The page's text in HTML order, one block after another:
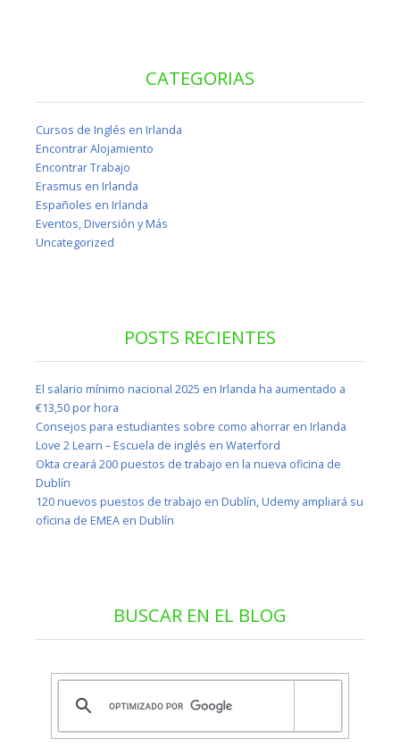
CATEGORIAS
Cursos de Inglés en Irlanda
Encontrar Alojamiento
Encontrar Trabajo
Erasmus en Irlanda
Españoles en Irlanda
Eventos, Diversión y Más
Uncategorized
POSTS RECIENTES
El salario mínimo nacional 2025 en Irlanda ha aumentado a
€13,50 por hora
Consejos para estudiantes sobre como ahorrar en Irlanda
Love 2 Learn – Escuela de inglés en Waterford
Okta creará 200 puestos de trabajo en la nueva oficina de
Dublín
120 nuevos puestos de trabajo en Dublín, Udemy ampliará su
oficina de EMEA en Dublín
BUSCAR EN EL BLOG